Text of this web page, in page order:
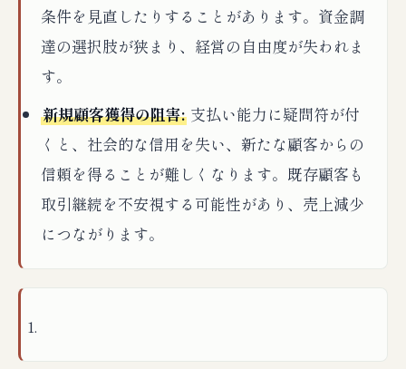
条件を見直したりすることがあります。資金調
達の選択肢が狭まり、経営の自由度が失われま
す。
新規顧客獲得の阻害: 支払い能力に疑問符が付
くと、社会的な信用を失い、新たな顧客からの
信頼を得ることが難しくなります。既存顧客も
取引継続を不安視する可能性があり、売上減少
につながります。